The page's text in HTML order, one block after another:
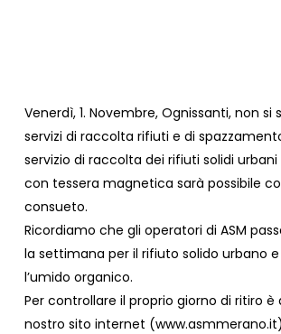
Venerdì, 1. Novembre, Ognissanti, non si
servizi di raccolta rifiuti e di
servizio di raccolta dei rifiuti solidi urbani
con tessera magnetica sarà possibile
consueto.
Ricordiamo che gli operatori di ASM
la settimana per il rifiuto solido urbano
l’umido organico.
Per controllare il proprio giorno di ritiro è
nostro sito internet